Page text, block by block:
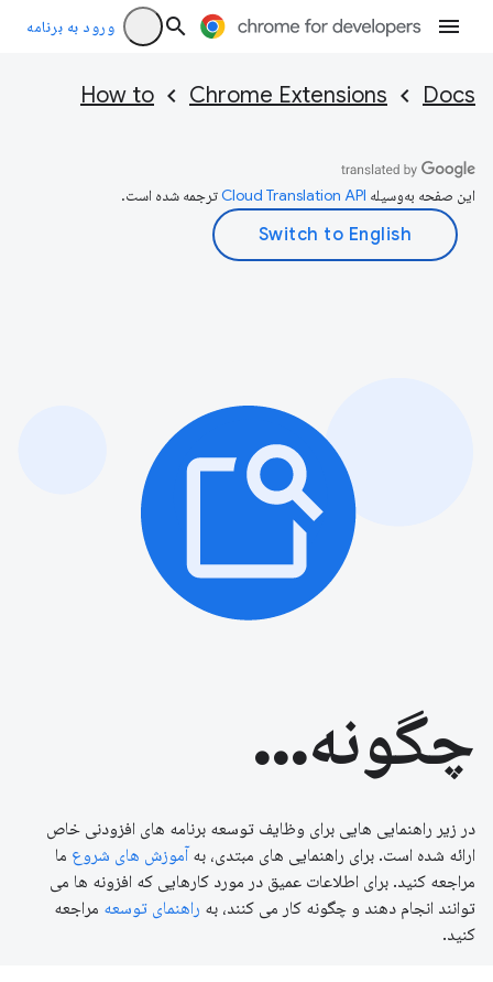
ورود به برنامه
Docs
Chrome Extensions
How to
این صفحه به‌وسیله ترجمه شده است.
چگونه...
در زیر راهنمایی هایی برای وظایف توسعه برنامه های افزودنی خاص
ارائه شده است. برای راهنمایی های مبتدی، بهآموزش های شروع ما
مراجعه کنید. برای اطلاعات عمیق در مورد کارهایی که افزونه ها می
توانند انجام دهند و چگونه کار می کنند، به راهنمای توسعه مراجعه
کنید.